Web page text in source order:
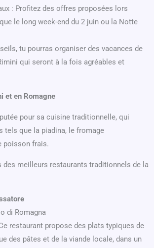
: Profitez des offres proposées lors
le long week-end du 2 juin ou la Notte
tu pourras organiser des vacances de
qui seront à la fois agréables et
et en Romagne
pour sa cuisine traditionnelle, qui
tels que la piadina, le fromage
poisson frais.
des meilleurs restaurants traditionnels de la
di Romagna
restaurant propose des plats typiques de
des pâtes et de la viande locale, dans un